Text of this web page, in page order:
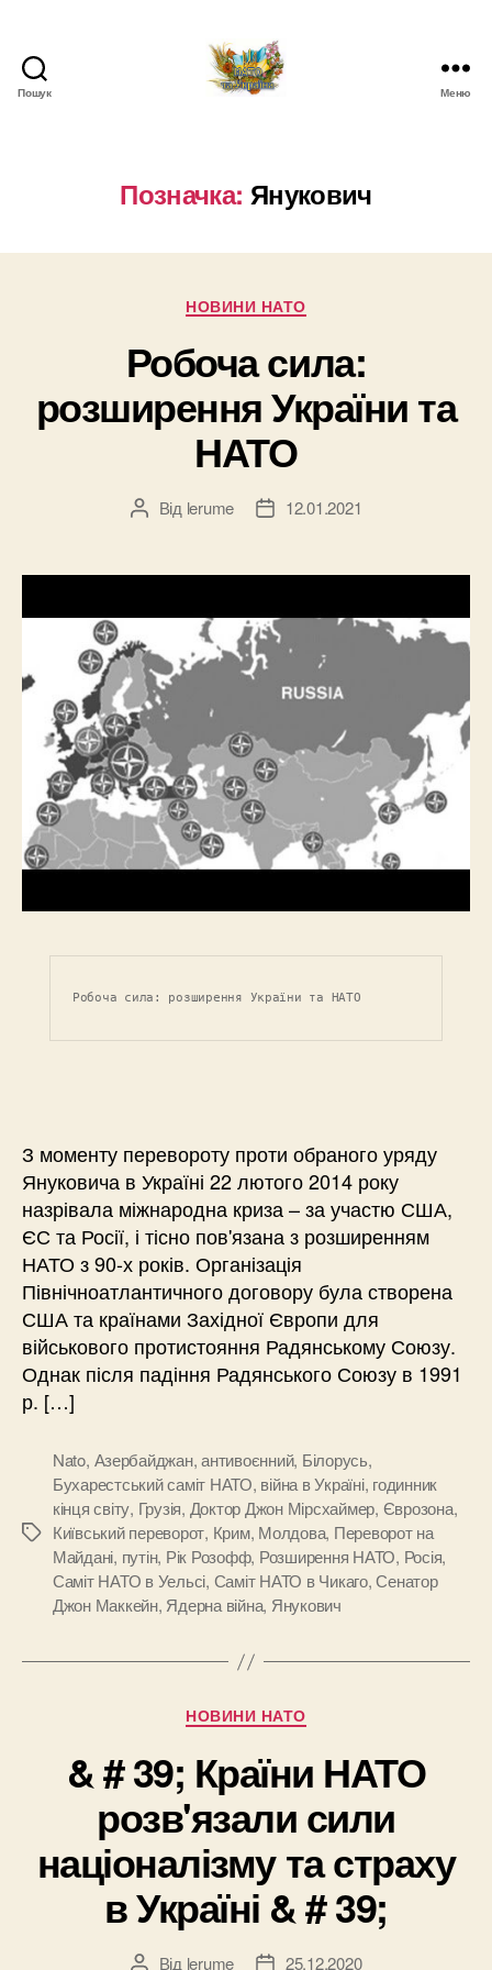
Пошук
Новини
про
в
Меню
Позначка: Янукович
Категорії
НОВИНИ НАТО
Робоча сила:
розширення України та
НАТО
Автор
Від lerume
Дата12.01.2021
Робоча сила: розширення України та НАТО
З моменту перевороту проти обраного уряду
Януковича в Україні 22 лютого 2014 року
назрівала міжнародна криза – за участю США,
ЄС та Росії, і тісно пов'язана з розширенням
НАТО з 90-х років. Організація
Північноатлантичного договору була створена
США та країнами Західної Європи для
військового протистояння Радянському Союзу.
Однак після падіння Радянського Союзу в 1991
р. […]
Позначки
Nato, Азербайджан,антивоєнний, Білорусь,
Бухарестський саміт НАТО, війна в Україні, годинник
кінця світу, Грузія, Доктор Джон Мірсхаймер, Єврозона,
Київський переворот, Крим, Молдова, Переворот на
Майдані, путін, Рік Розофф, Розширення НАТО, Росія,
Саміт НАТО в Уельсі, Саміт НАТО в Чикаго,Сенатор
Джон Маккейн, Ядерна війна, Янукович
Категорії
НОВИНИ НАТО
& # 39; Країни НАТО
розв'язали сили
націоналізму та страху
в Україні & # 39;
Автор
Від lerume Дата25.12.2020